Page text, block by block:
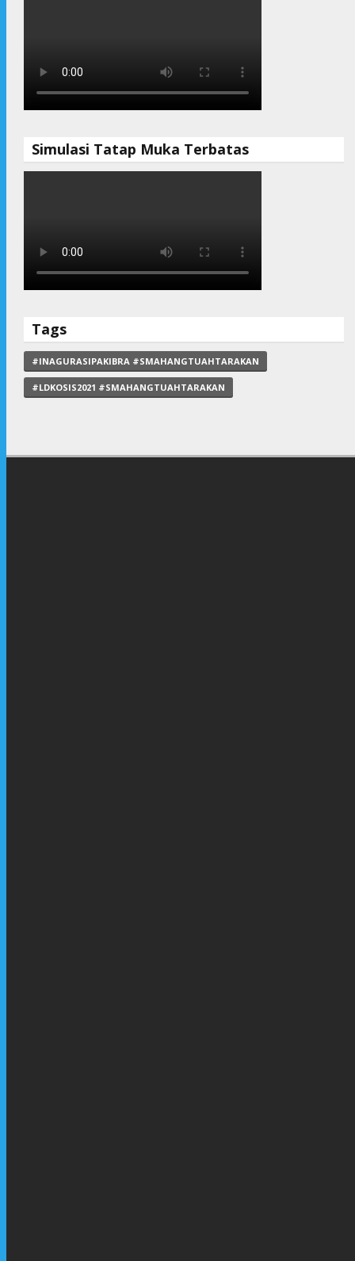
Simulasi Tatap Muka Terbatas
Tags
#INAGURASIPAKIBRA #SMAHANGTUAHTARAKAN
#LDKOSIS2021 #SMAHANGTUAHTARAKAN